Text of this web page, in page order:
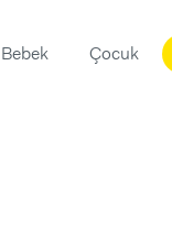
Bebek Çocuk